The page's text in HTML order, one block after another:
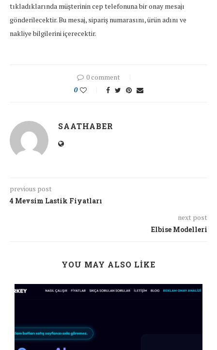
tıkladıklarında müşterinin cep telefonuna bir onay mesajı
gönderilecektir. Bu mesaj, sipariş numarasını, ürün adını ve
nakliye bilgilerini içerecektir.
0 comment
0
SAATHABER
previous post
4 Mevsim Lastik Fiyatları
next post
Elbise Modelleri
YOU MAY ALSO LIKE